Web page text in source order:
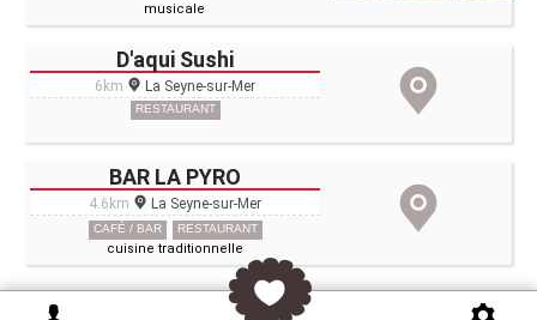
musicale
D'aqui Sushi
6km La Seyne-sur-Mer
RESTAURANT
BAR LA PYRO
4.6km La Seyne-sur-Mer
CAFÉ / BAR RESTAURANT
cuisine traditionnelle